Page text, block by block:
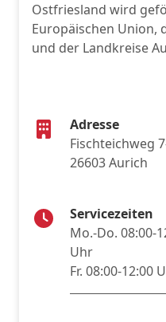
Ostfriesland wird
Europäischen Union,
und der Landkreise
Adresse
Fischteichweg
26603 Aurich
Servicezeiten
Mo.-Do. 08:00-
Uhr
Fr. 08:00-12:00